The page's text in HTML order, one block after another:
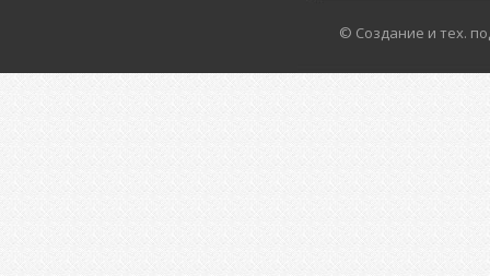
© Создание и тех.